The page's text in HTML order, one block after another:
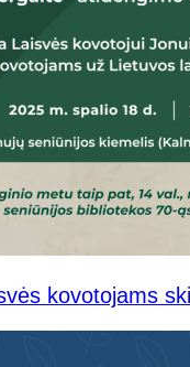
kovotojams